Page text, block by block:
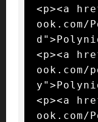
<p><a
ook.com/
<p><a
ook.com/
<p><a
ook.com/